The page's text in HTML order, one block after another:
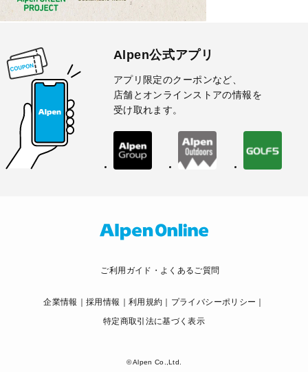
Alpen公式アプリ
アプリ限定のクーポンなど、
店舗とオンラインストアの情報を
受け取れます。
ご利用ガイド・よくあるご質問
企業情報 採用情報 利用規約
プライバシーポリシー
特定商取引法に基づく表示
© Alpen Co.,Ltd.